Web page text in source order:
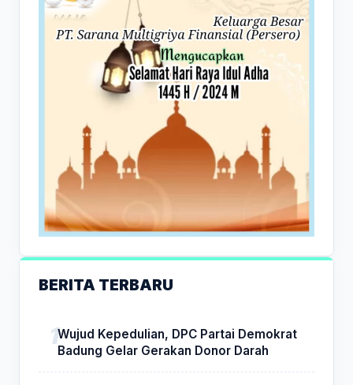
BERITA TERBARU
Wujud Kepedulian, DPC Partai Demokrat
Badung Gelar Gerakan Donor Darah